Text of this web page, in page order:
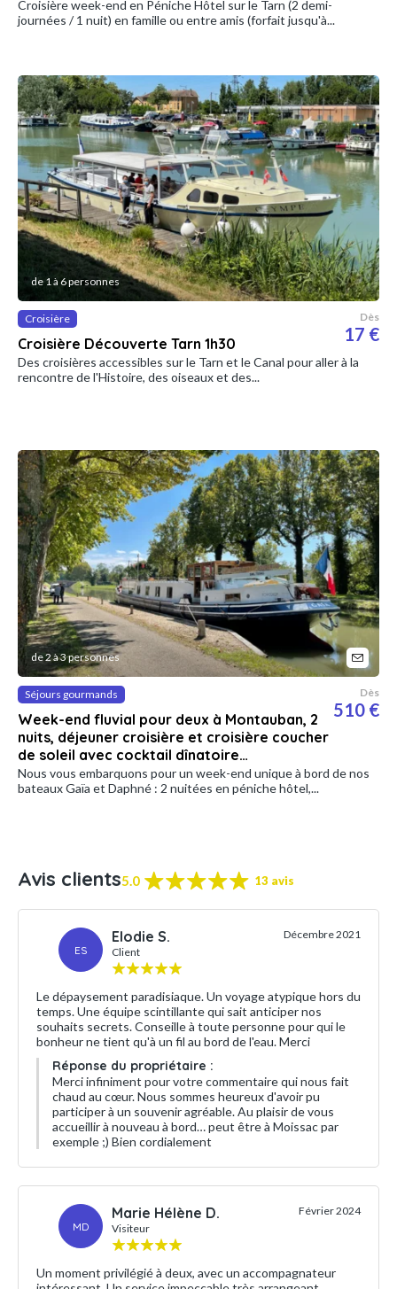
Croisière week-end en Péniche Hôtel sur le Tarn (2 demi-
journées / 1 nuit) en famille ou entre amis (forfait jusqu'à...
de 1 à 6 personnes
Croisière
Croisière Découverte Tarn 1h30
Dès
17 €
Des croisières accessibles sur le Tarn et le Canal pour aller à la
rencontre de l'Histoire, des oiseaux et des...
de 2 à 3 personnes
Séjours gourmands
Week-end fluvial pour deux à Montauban, 2
nuits, déjeuner croisière et croisière coucher
de soleil avec cocktail dînatoire…
Dès
510 €
Nous vous embarquons pour un week-end unique à bord de nos
bateaux Gaïa et Daphné : 2 nuitées en péniche hôtel,...
Avis clients5.0 13 avis
ES
Elodie S.
Client
Décembre 2021
Le dépaysement paradisiaque. Un voyage atypique hors du
temps. Une équipe scintillante qui sait anticiper nos
souhaits secrets. Conseille à toute personne pour qui le
bonheur ne tient qu'à un fil au bord de l'eau. Merci
Réponse du propriétaire :
Merci infiniment pour votre commentaire qui nous fait
chaud au cœur. Nous sommes heureux d'avoir pu
participer à un souvenir agréable. Au plaisir de vous
accueillir à nouveau à bord… peut être à Moissac par
exemple ;) Bien cordialement
MD
Marie Hélène D.
Visiteur
Février 2024
Un moment privilégié à deux, avec un accompagnateur